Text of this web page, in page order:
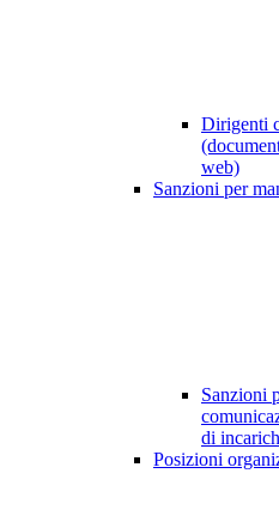
Dirigenti
web)
Sanzioni per
Sanzioni
di
Posizioni